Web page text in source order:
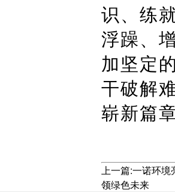
识、练
浮躁、
加坚定
干破解
崭新篇
上一篇:一诺环境
领绿色未来